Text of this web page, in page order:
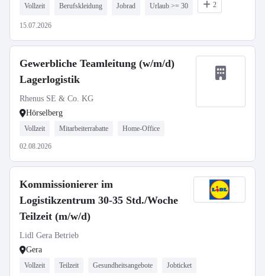
Vollzeit Berufskleidung Jobrad Urlaub >= 30 2
15.07.2026
Gewerbliche Teamleitung (w/m/d)
Lagerlogistik
Rhenus SE & Co. KG
Hörselberg
Vollzeit Mitarbeiterrabatte Home-Office
02.08.2026
Kommissionierer im
Logistikzentrum 30-35 Std./Woche
Teilzeit (m/w/d)
Lidl Gera Betrieb
Gera
Vollzeit Teilzeit Gesundheitsangebote Jobticket